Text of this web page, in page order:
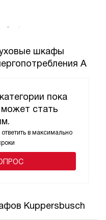
шкафы
А
пока
стать
в максимально
Kuppersbusch